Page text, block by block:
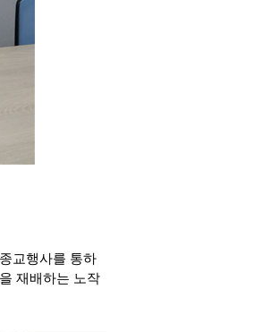
교행사를 통하
재배하는 노작